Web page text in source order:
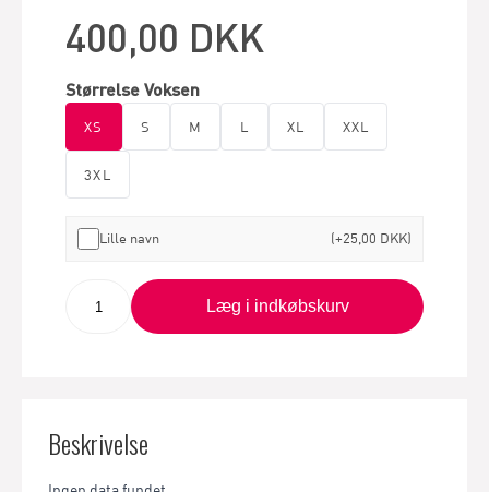
400,00 DKK
Størrelse Voksen
XS S M L XL XXL
3XL
Lille navn (+25,00 DKK)
Læg i indkøbskurv
Beskrivelse